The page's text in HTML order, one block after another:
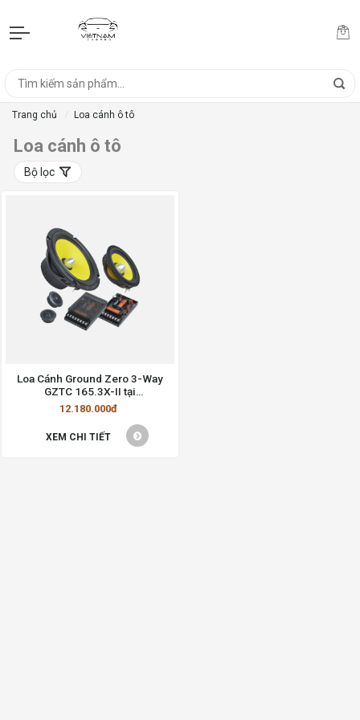
Trang chủ Loa cánh ô tô
Loa cánh ô tô
Bộ lọc
Loa Cánh Ground Zero 3-Way
GZTC 165.3X-II tại
VietnamCarpro
12.180.000đ
XEM CHI TIẾT